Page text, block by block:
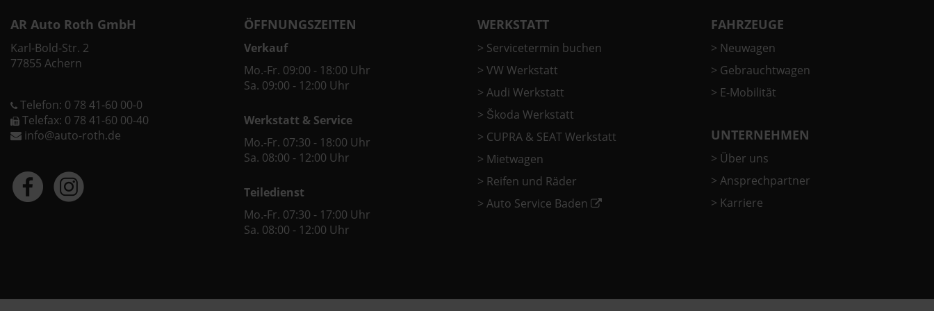
AR Auto Roth GmbH
Karl-Bold-Str. 2
77855 Achern
Telefon: 0 78 41-60 00-0
Telefax: 0 78 41-60 00-40
info@auto-roth.de
ÖFFNUNGSZEITEN
Verkauf
Mo.-Fr. 09:00 - 18:00 Uhr
Sa. 09:00 - 12:00 Uhr
Werkstatt & Service
Mo.-Fr. 07:30 - 18:00 Uhr
Sa. 08:00 - 12:00 Uhr
Teiledienst
Mo.-Fr. 07:30 - 17:00 Uhr
Sa. 08:00 - 12:00 Uhr
WERKSTATT
> Servicetermin buchen
> VW Werkstatt
> Audi Werkstatt
> Škoda Werkstatt
> CUPRA & SEAT Werkstatt
> Mietwagen
> Reifen und Räder
> Auto Service Baden
FAHRZEUGE
> Neuwagen
> Gebrauchtwagen
> E-Mobilität
UNTERNEHMEN
> Über uns
> Ansprechpartner
> Karriere